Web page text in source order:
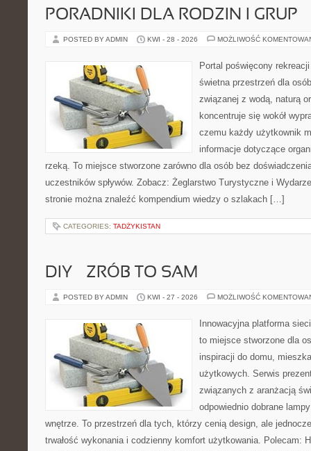
PORADNIKI DLA RODZIN I GRUP
POSTED BY ADMIN KWI - 28 - 2026 MOŻLIWOŚĆ
Portal poświęcony
świetna przestrzeń dla
związanej z wodą, naturą
koncentruje się wokół
czemu każdy użytkownik
informacje dotyczące
rzeką. To miejsce stworzone zarówno dla osób bez
uczestników spływów. Zobacz: Żeglarstwo Turystyczne i
stronie można znaleźć kompendium wiedzy o szlakach […]
CATEGORIES: TADŻYKISTAN
DIY – ZRÓB TO SAM
POSTED BY ADMIN KWI - 27 - 2026 MOŻLIWOŚĆ
Innowacyjna platforma
to miejsce stworzone dla
inspiracji do domu,
użytkowych. Serwis
związanych z aranżacją
odpowiednio dobrane
wnętrze. To przestrzeń dla tych, którzy cenią design, ale
trwałość wykonania i codzienny komfort użytkowania. Polecam: